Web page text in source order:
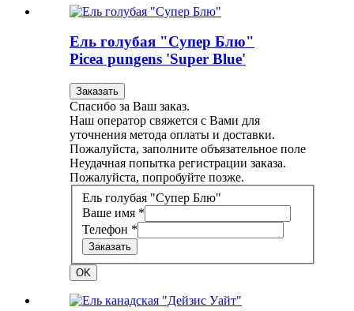
Ель голубая "Супер Блю"
Picea pungens 'Super Blue'
Заказать
Спасибо за Ваш заказ.
Наш оператор свяжется с Вами для
уточнения метода оплаты и доставки.
Пожалуйста, заполните объязательное поле
Неудачная попытка регистрации заказа.
Пожалуйста, попробуйте позже.
Ель голубая "Супер Блю"
Ваше имя *
Телефон *
Заказать
OK